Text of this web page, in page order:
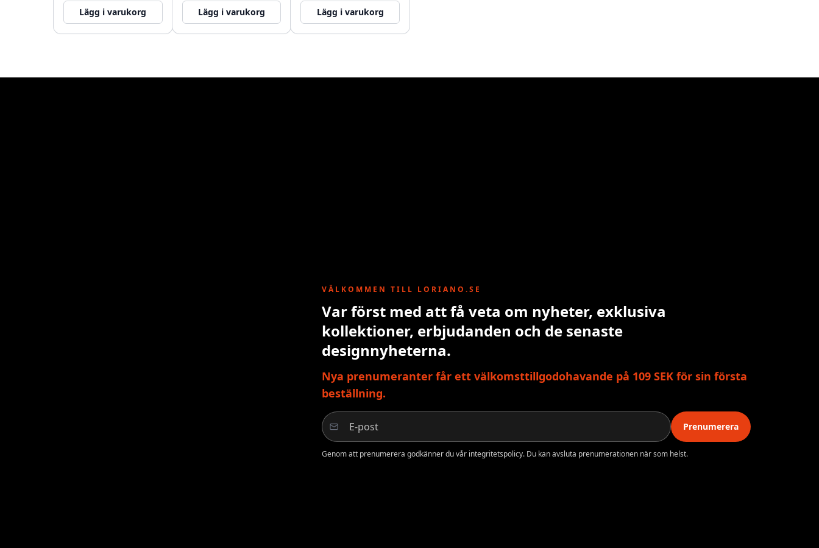
Lägg i varukorg Lägg i varukorg Lägg i varukorg
VÄLKOMMEN TILL LORIANO.SE
Var först med att få veta om nyheter, exklusiva
kollektioner, erbjudanden och de senaste
designnyheterna.
Nya prenumeranter får ett välkomsttillgodohavande på 109 SEK för sin första
beställning.
Prenumerera
Genom att prenumerera godkänner du vår integritetspolicy. Du kan avsluta prenumerationen när som helst.